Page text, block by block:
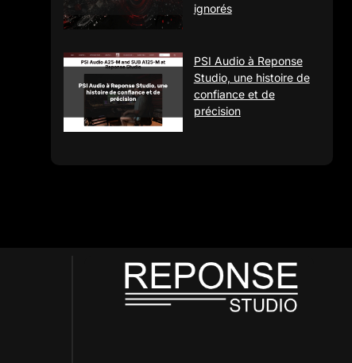
ignorés
PSI Audio à Reponse
Studio, une histoire de
confiance et de
précision